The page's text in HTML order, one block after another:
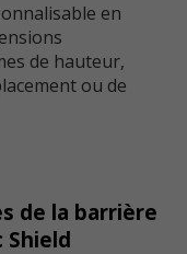
en
de hauteur,
ou de
de la barrière